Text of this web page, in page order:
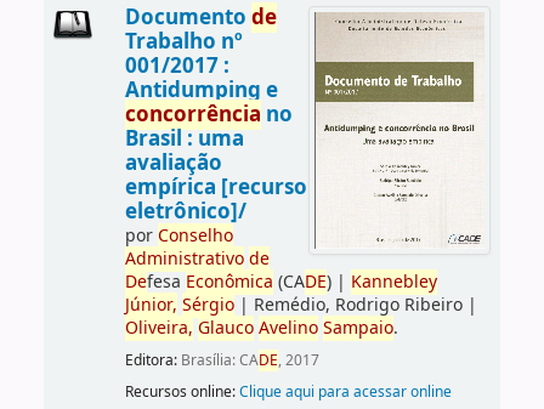
Documento de
Trabalho nº
001/2017 :
Antidumping e
concorrência no
Brasil : uma
avaliação
empírica [recurso
eletrônico]/
porConselho
Administrativo de
Defesa Econômica (CADE)| Kannebley
Júnior, Sérgio| Remédio, Rodrigo Ribeiro|
Oliveira, Glauco Avelino Sampaio.
Editora: Brasília: CADE, 2017
Recursos online:Clique aqui para acessar online